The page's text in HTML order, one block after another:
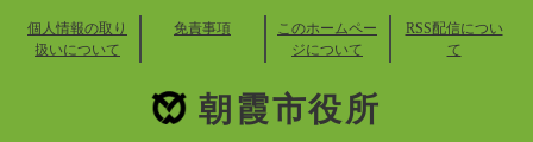
個人情報の取り
扱いについて
免責事項
このホームペー
ジについて
RSS配信につい
て
朝霞市役所